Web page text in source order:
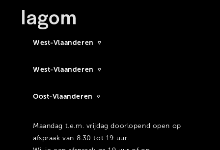
West-Vlaanderen
West-Vlaanderen
Oost-Vlaanderen
Maandag t.e.m. vrijdag doorlopend open op
afspraak van 8.30 tot 19 uur.